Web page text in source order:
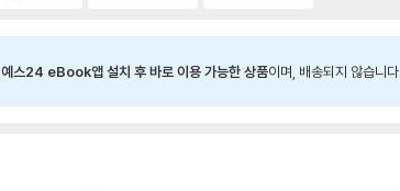
예스24 eBook앱 설치 후 바로 이용 가능한 상품이며, 배송되지 않습니다.